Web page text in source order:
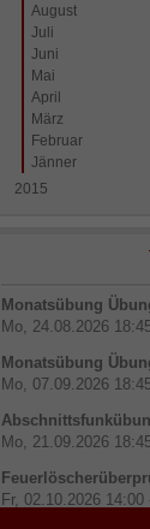
August
Juli
Juni
Mai
April
März
Februar
Jänner
2015
Monatsübung
Mo, 24.08.2026
Monatsübung
Mo, 07.09.2026
Mo, 21.09.2026
Fr, 02.10.2026 14:00